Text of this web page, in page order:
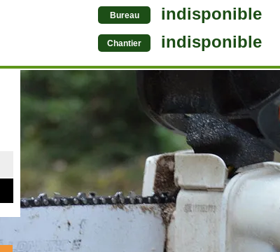
Bureau indisponible
Chantier indisponible